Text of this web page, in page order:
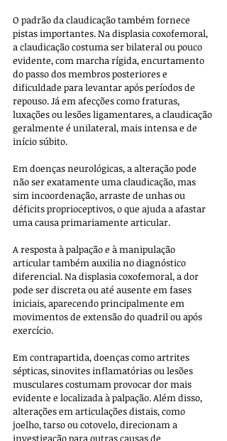
O padrão da claudicação também fornece
pistas importantes. Na displasia coxofemoral,
a claudicação costuma ser bilateral ou pouco
evidente, com marcha rígida, encurtamento
do passo dos membros posteriores e
dificuldade para levantar após períodos de
repouso. Já em afecções como fraturas,
luxações ou lesões ligamentares, a claudicação
geralmente é unilateral, mais intensa e de
início súbito.
Em doenças neurológicas, a alteração pode
não ser exatamente uma claudicação, mas
sim incoordenação, arraste de unhas ou
déficits proprioceptivos, o que ajuda a afastar
uma causa primariamente articular.
A resposta à palpação e à manipulação
articular também auxilia no diagnóstico
diferencial. Na displasia coxofemoral, a dor
pode ser discreta ou até ausente em fases
iniciais, aparecendo principalmente em
movimentos de extensão do quadril ou após
exercício.
Em contrapartida, doenças como artrites
sépticas, sinovites inflamatórias ou lesões
musculares costumam provocar dor mais
evidente e localizada à palpação. Além disso,
alterações em articulações distais, como
joelho, tarso ou cotovelo, direcionam a
investigação para outras causas de